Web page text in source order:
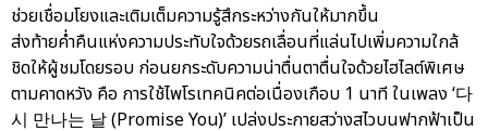
ช่วยเชื่อมโยงและเติมเต็มความรู้สึกระหว่างกันให้มากขึ้น
ส่งท้ายค่ำคืนแห่งความประทับใจด้วยรถเลื่อนที่แล่นไปเพิ่มความใกล้
ชิดให้ผู้ชมโดยรอบ ก่อนยกระดับความน่าตื่นตาตื่นใจด้วยไฮไลต์พิเศษ
ตามคาดหวัง คือ การใช้ไพโรเทคนิคต่อเนื่องเกือบ 1 นาที ในเพลง ‘다
시 만나는 날 (Promise You)’ เปล่งประกายสว่างสไวบนฟากฟ้าเป็น